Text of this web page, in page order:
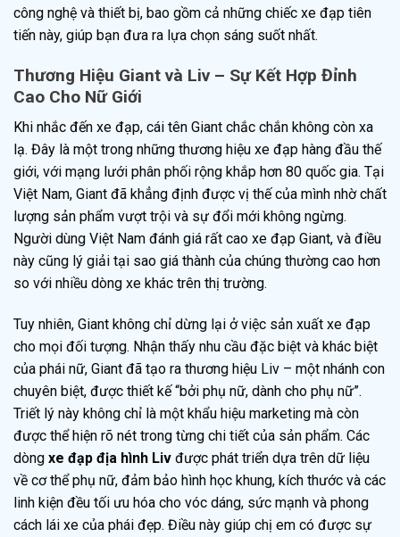
công nghệ và thiết bị, bao gồm cả những chiếc xe đạp tiên
tiến này, giúp bạn đưa ra lựa chọn sáng suốt nhất.
Thương Hiệu Giant và Liv – Sự Kết Hợp Đỉnh
Cao Cho Nữ Giới
Khi nhắc đến xe đạp, cái tên Giant chắc chắn không còn xa
lạ. Đây là một trong những thương hiệu xe đạp hàng đầu thế
giới, với mạng lưới phân phối rộng khắp hơn 80 quốc gia. Tại
Việt Nam, Giant đã khẳng định được vị thế của mình nhờ chất
lượng sản phẩm vượt trội và sự đổi mới không ngừng.
Người dùng Việt Nam đánh giá rất cao xe đạp Giant, và điều
này cũng lý giải tại sao giá thành của chúng thường cao hơn
so với nhiều dòng xe khác trên thị trường.
Tuy nhiên, Giant không chỉ dừng lại ở việc sản xuất xe đạp
cho mọi đối tượng. Nhận thấy nhu cầu đặc biệt và khác biệt
của phái nữ, Giant đã tạo ra thương hiệu Liv – một nhánh con
chuyên biệt, được thiết kế “bởi phụ nữ, dành cho phụ nữ”.
Triết lý này không chỉ là một khẩu hiệu marketing mà còn
được thể hiện rõ nét trong từng chi tiết của sản phẩm. Các
dòng xe đạp địa hình Liv được phát triển dựa trên dữ liệu
về cơ thể phụ nữ, đảm bảo hình học khung, kích thước và các
linh kiện đều tối ưu hóa cho vóc dáng, sức mạnh và phong
cách lái xe của phái đẹp. Điều này giúp chị em có được sự